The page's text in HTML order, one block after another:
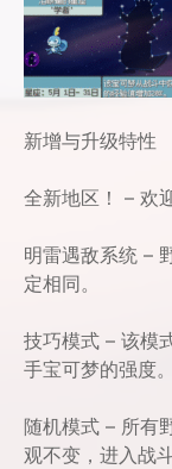
新增与升级特性
全新地区！ – 欢
明雷遇敌系统 –
定相同。
技巧模式 – 该模
手宝可梦的强度
随机模式 – 所有
观不变，进入战